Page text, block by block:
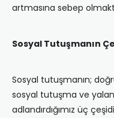
artmasına sebep
Sosyal Tutuşmanın
Sosyal tutuşmanın;
sosyal tutuşma ve
adlandırdığımız üç